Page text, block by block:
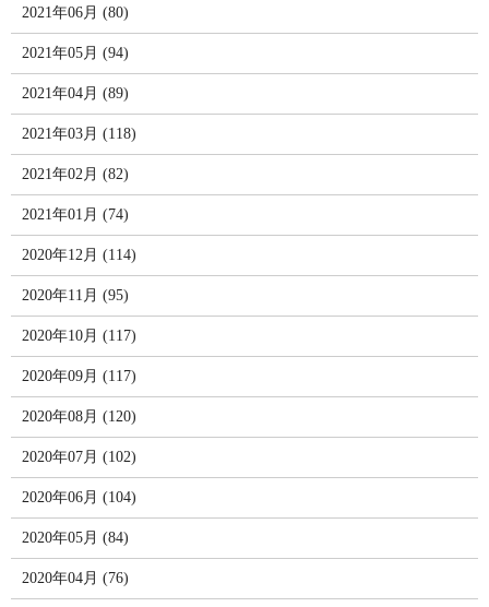
2021年06月 (80)
2021年05月 (94)
2021年04月 (89)
2021年03月 (118)
2021年02月 (82)
2021年01月 (74)
2020年12月 (114)
2020年11月 (95)
2020年10月 (117)
2020年09月 (117)
2020年08月 (120)
2020年07月 (102)
2020年06月 (104)
2020年05月 (84)
2020年04月 (76)